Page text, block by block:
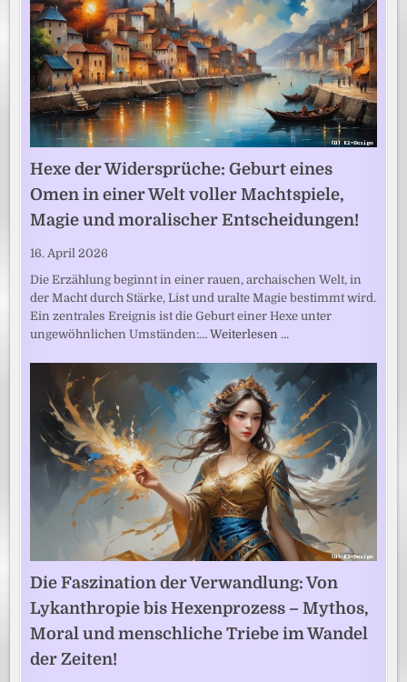
Hexe der Widersprüche: Geburt eines
Omen in einer Welt voller Machtspiele,
Magie und moralischer Entscheidungen!
16. April 2026
Die Erzählung beginnt in einer rauen, archaischen Welt, in
der Macht durch Stärke, List und uralte Magie bestimmt wird.
Ein zentrales Ereignis ist die Geburt einer Hexe unter
ungewöhnlichen Umständen:…Weiterlesen …
Die Faszination der Verwandlung: Von
Lykanthropie bis Hexenprozess – Mythos,
Moral und menschliche Triebe im Wandel
der Zeiten!